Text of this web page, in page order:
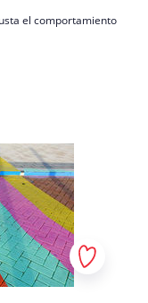
el comportamiento